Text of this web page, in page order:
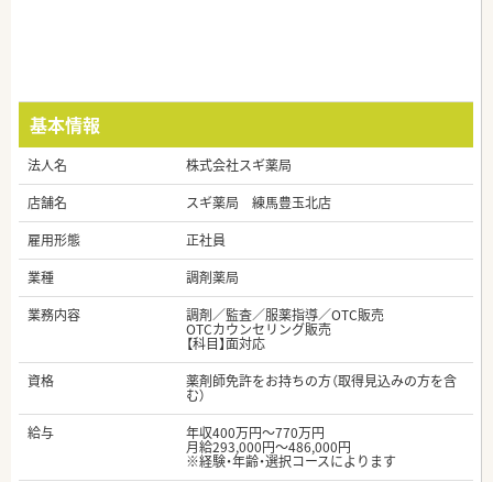
基本情報
法人名
株式会社スギ薬局
店舗名
スギ薬局 練馬豊玉北店
雇用形態
正社員
業種
調剤薬局
業務内容
調剤／監査／服薬指導／OTC販売
OTCカウンセリング販売
【科目】面対応
資格
薬剤師免許をお持ちの方（取得見込みの方を含
む）
給与
年収400万円～770万円
月給293,000円～486,000円
※経験・年齢・選択コースによります